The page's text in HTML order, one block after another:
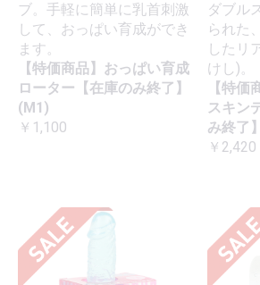
ブ。手軽に簡単に乳首刺激
して、おっぱい育成ができ
ます。
【特価商品】おっぱい育成
ローター【在庫のみ終了】
(M1)
￥1,100
ダブル
られた
したリ
けし)。
【特
スキン
み終了】
￥2,420